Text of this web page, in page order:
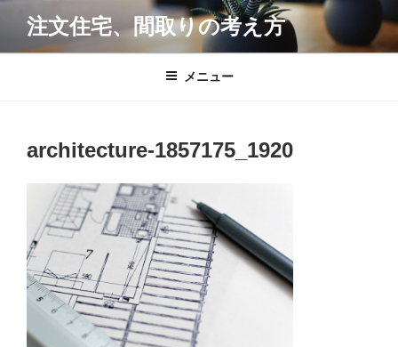
テ
注文住宅、間取りの考え方
メニュー
architecture-1857175_1920